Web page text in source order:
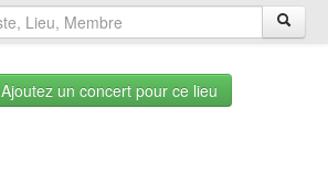
Ajoutez un concert pour ce lieu